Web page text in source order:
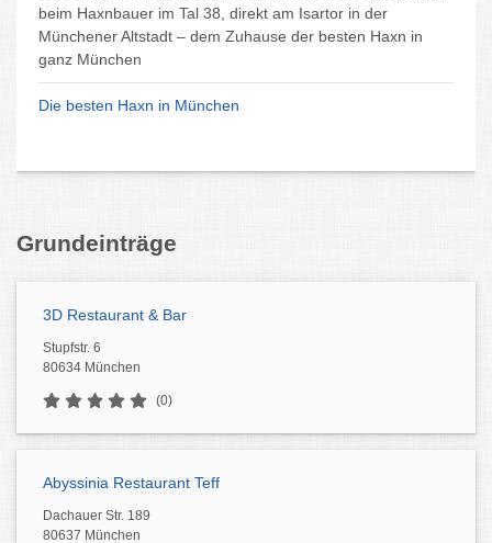
beim Haxnbauer im Tal 38, direkt am Isartor in der
Münchener Altstadt – dem Zuhause der besten Haxn in
ganz München
Die besten Haxn in München
Grundeinträge
3D Restaurant & Bar
Stupfstr. 6
80634 München
(0)
Abyssinia Restaurant Teff
Dachauer Str. 189
80637 München